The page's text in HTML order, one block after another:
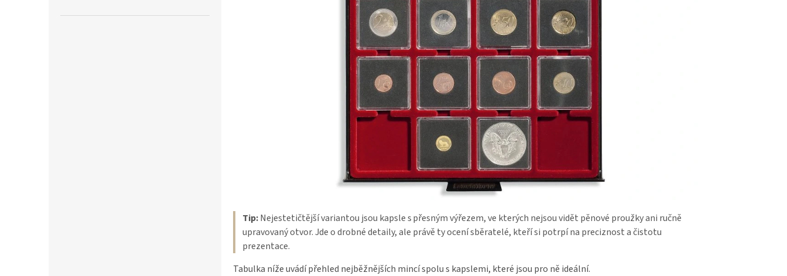
Tip:Nejestetičtější variantou jsou kapsle s přesným výřezem, ve kterých nejsou vidět pěnové proužky ani ručně
upravovaný otvor. Jde o drobné detaily, ale právě ty ocení sběratelé, kteří si potrpí na preciznost a čistotu
prezentace.
Tabulka níže uvádí přehled nejběžnějších mincí spolu s kapslemi, které jsou pro ně ideální.